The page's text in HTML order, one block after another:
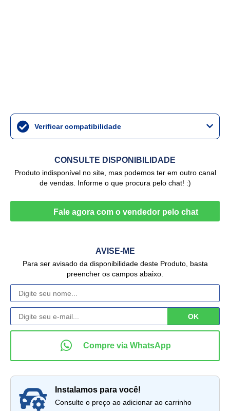
Verificar compatibilidade
CONSULTE DISPONIBILIDADE
Produto indisponível no site, mas podemos ter em outro canal
de vendas. Informe o que procura pelo chat! :)
AVISE-ME
Para ser avisado da disponibilidade deste Produto, basta
preencher os campos abaixo.
instalamos para você!
Consulte o preço ao adicionar ao carrinho